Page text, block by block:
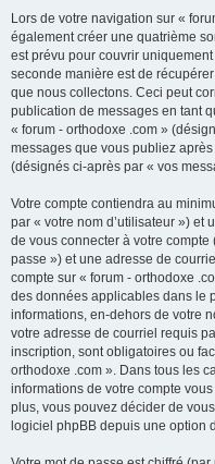
Lors de votre navigation sur «
également créer une quatrième
est prévu pour couvrir
seconde manière est de
que nous collectons. Ceci peut
publication de messages en tant
« forum - orthodoxe .com »
messages que vous publiez
(désignés ci-après par « vos
Votre compte contiendra au
par « votre nom d’utilisateur ») et
de vous connecter à votre
passe ») et une adresse de
compte sur « forum - orthodoxe
des données applicables dans le
informations, en-dehors de votre
votre adresse de courriel requis
inscription, sont obligatoires ou
orthodoxe .com ». Dans tous les
informations de votre compte
plus, vous pouvez décider de
logiciel phpBB depuis une option